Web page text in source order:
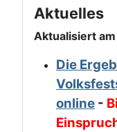
Aktuelles
Aktualisiert am
Die
online -